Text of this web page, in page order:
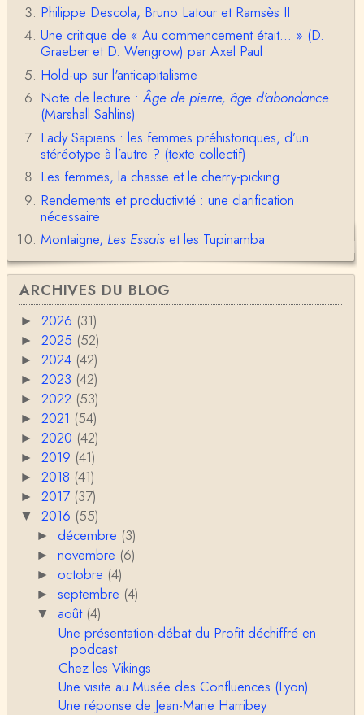
anne hebrard
Bonjour, peut-on trouver maintenant le manuscrit d'Al
ain Testart de 2009, souvent cité ?
Claude Julien
Bonjour Monsieur,Récent abonné à votre blog, je vi
ens de lire votre dernière publication, qui m’a be…
Anonymous
1° Le message subliminal est celui-ci: il y a un sché
ma évolutif des sociétés, avec des stades infér…
Olivier Anselm
Une nouvelle fois, cher Christophe Darmangeat, m
erci pour l'intelligence et le sens salutaire de…
Christophe Darmangeat
Déjà, je ne vois pas pourquoi le pénis compterait
moins que la peau ! ;-)Ensuite, je ne vois pas no…
Damian
Merci de cet excellent texte (même si il y a sans d
oute une faute de frappe dans la citation de A,
H…
Pierre
Bonjour,En fin de conférence vous évoquez les ca
uses de l'apparition de la notion d'égalité …
Christophe Darmangeat
En deux mots : vos questions sont légitimes, mais p
our la plupart d'entre elles, les données fon…
RV
Le concept de genre est un sacré foutoir – même
si l’on met de coté les acceptions récentes du mot
c…
Anonymous
Porteuses d'eau. Là les philosophes peuvent nous
servir à quelque chose (Bachelard, Gilbert Dura…
Christophe Darmangeat
C'est peut-être là où il faudrait s'entendre sur ce q
u'on appelle le genre, parce que j&…
Philippe Descola, Bruno Latour et Ramsès II
Une critique de « Au commencement était... » (D.
Graeber et D. Wengrow) par Axel Paul
Hold-up sur l'anticapitalisme
Note de lecture :Âge de pierre, âge d'abondance
(Marshall Sahlins)
Lady Sapiens : les femmes préhistoriques, d’un
stéréotype à l’autre ? (texte collectif)
Les femmes, la chasse et le cherry-picking
Rendements et productivité : une clarification
nécessaire
Montaigne, Les Essaiset les Tupinamba
ARCHIVES DU BLOG
► 2026 (31)
► 2025 (52)
► 2024 (42)
► 2023 (42)
► 2022 (53)
► 2021 (54)
► 2020 (42)
► 2019 (41)
► 2018 (41)
► 2017 (37)
▼ 2016 (55)
► décembre (3)
►novembre (6)
► octobre (4)
►septembre (4)
▼août (4)
Une présentation-débat du Profit déchiffré en
podcast
Chez les Vikings
Une visite au Musée des Confluences (Lyon)
Une réponse de Jean-Marie Harribey